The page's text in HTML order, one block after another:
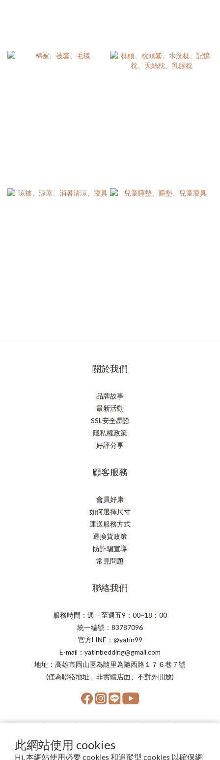
此網站使用 cookies
Hi, 本網站使用必要 cookies 和追蹤型 cookies 以確保網
關於我們
品牌故事
最新活動
SSL安全憑證
隱私權政策
好評分享
顧客服務
會員好康
如何選擇尺寸
運送服務方式
退換貨政策
防詐騙宣導
常見問題
聯絡我們
服務時間：週一至週五9：00~18：00
統一編號：83787096
官方LINE：@yatin99
E-mail：yatinbedding@gmail.com
地址：高雄市岡山區為隨里為隨西路１７６巷７號
(僅為聯絡地址、非實體店面、不對外開放)